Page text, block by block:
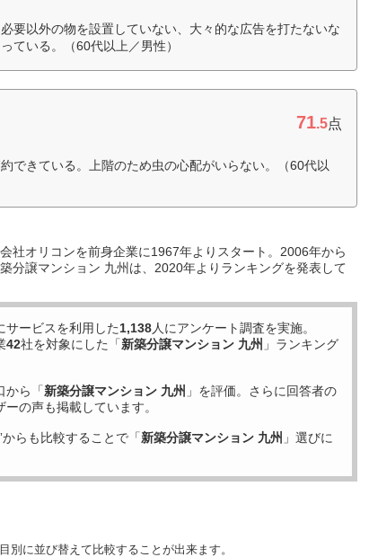
要以外の物を設置していない、大々的な広告を打たないな
ている。（60代以上／男性）
71.5点
できている。上階のため虫の心配がいらない。（60代以
社オリコンを前身企業に1967年よりスタート。2006年から
分譲マンション 九州は、2020年よりランキングを発表して
サービスを利用した1,138人にアンケート調査を実施。
42社を対象にした「新築分譲マンション 九州 」ランキング
から「新築分譲マンション 九州 」を評価。さらに回答者の
の声も掲載しています。
らも比較することで「新築分譲マンション 九州 」選びに
別に並び替えて比較することが出来ます。